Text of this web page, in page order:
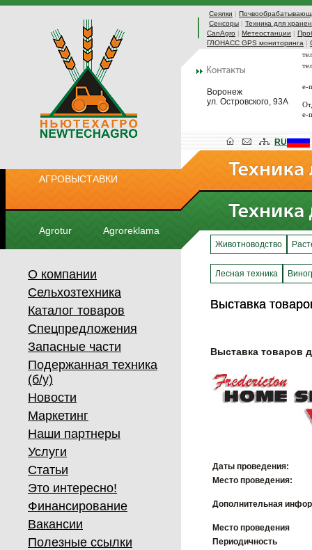
Сеялки |
Сенсоры | Техника для
CanAgro | Метеостанции |
ГЛОНАСС GPS мониторинга |
Воронеж
ул. Островского, 93А
e-
e-
АГРОВЫСТАВКИ
Agrotur Agroreklama
RU
О компании
Сельхозтехника
Каталог товаров
Спецпредложения
Запасные части
Подержанная техника
(б/у)
Новости
Маркетинг
Наши партнеры
Услуги
Статьи
Это интересно!
Финансирование
Вакансии
Полезные ссылки
Животноводство
Лесная техника
Выставка
Выставка
Выставка товаров
Даты проведения:
Место проведения:
Дополнительная
Место проведения
Периодичность